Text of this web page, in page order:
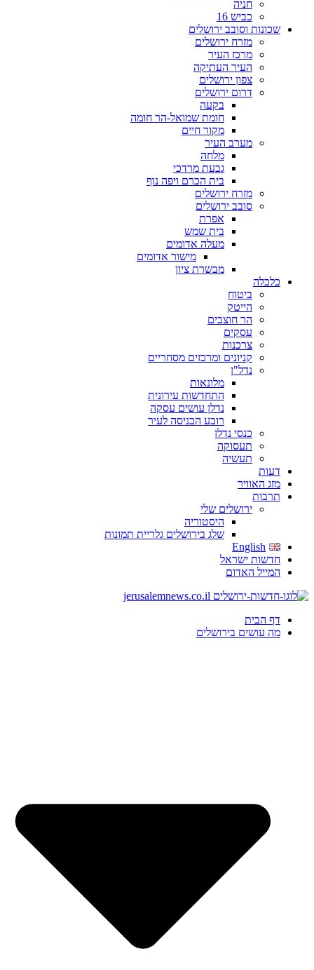
וסובב ירושלים
מזרח ירושלים
מרכז העיר
העיר העתיקה
צפון ירושלים
דרום ירושלים
חומת שמואל-הר חומה
מקור חיים
מערב העיר
גבעת מרדכי
בית הכרם ויפה נוף
מזרח ירושלים
סובב ירושלים
בית שמש
מעלה אדומים
מישור אדומים
מבשרת ציון
הר חוצבים
צרכנות
קניונים ומרכזים מסחריים
מלונאות
התחדשות עירונית
נדלן עושים עסקה
רובע הכניסה לעיר
כנסי נדלן
תעסוקה
תעשיה
האוויר
ירושלים שלי
היסטוריה
שלג בירושלים גלריית תמונות
English
ישראל
האדום
הבית
עושים בירושלים